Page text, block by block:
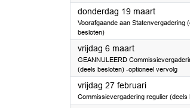
donderdag 19 maart2026
Voorafgaande aan Statenvergadering
besloten)
vrijdag 6 maart2026
GEANNULEERD
(deels besloten) -optioneel vervolg
vrijdag 27 februari2026
Commissievergadering regulier (deels